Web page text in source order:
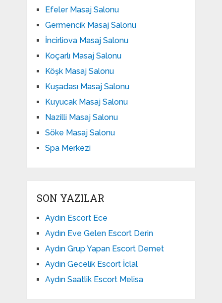
Efeler Masaj Salonu
Germencik Masaj Salonu
İncirliova Masaj Salonu
Koçarlı Masaj Salonu
Köşk Masaj Salonu
Kuşadası Masaj Salonu
Kuyucak Masaj Salonu
Nazilli Masaj Salonu
Söke Masaj Salonu
Spa Merkezi
SON YAZILAR
Aydın Escort Ece
Aydın Eve Gelen Escort Derin
Aydın Grup Yapan Escort Demet
Aydın Gecelik Escort İclal
Aydın Saatlik Escort Melisa